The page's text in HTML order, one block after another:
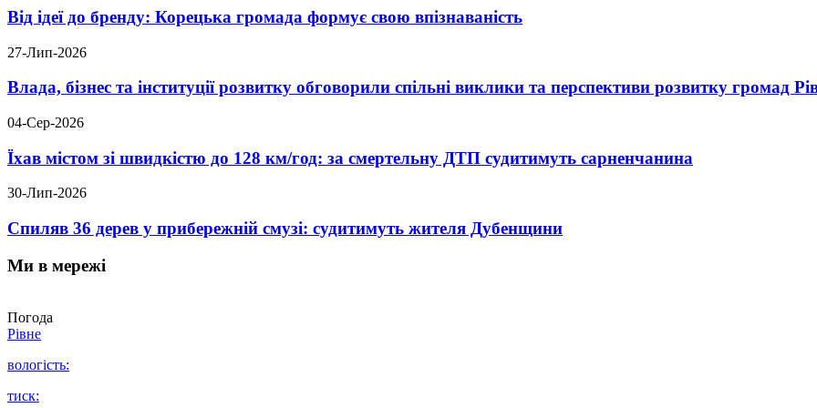
Від ідеї до бренду: Корецька громада формує свою впізнаваність
27-Лип-2026
Влада, бізнес та інституції розвитку обговорили спільні виклики та перспективи розвитку громад
04-Сер-2026
Їхав містом зі швидкістю до 128 км/год: за смертельну ДТП судитимуть сарненчанина
30-Лип-2026
Спиляв 36 дерев у прибережній смузі: судитимуть жителя Дубенщини
Ми в мережі
Погода
Рівне
вологість:
тиск: